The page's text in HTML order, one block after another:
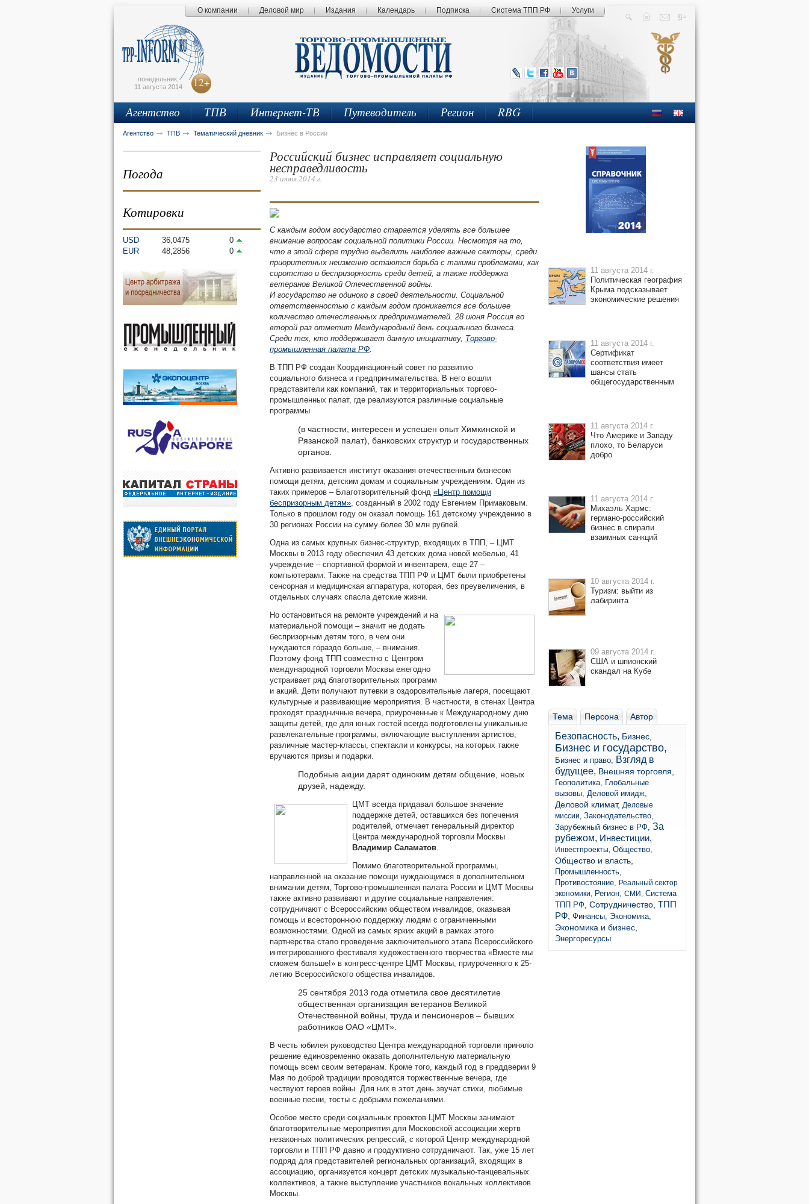
О компании Деловой мир Издания Календарь Подписка Система ТПП РФ Услуги
понедельник,
11 августа 2014
12+
Агентство ТПВ Интернет-ТВ Путеводитель Регион RBG
Агентство ТПВ Тематический дневник Бизнес в России
Погода
Котировки
USD 36,0475
0
EUR
48,2856 0
Российский бизнес исправляет социальную
несправедливость
23 июня 2014 г.
С каждым годом государство старается уделять все большее
внимание вопросам социальной политики России. Несмотря на то,
что в этой сфере трудно выделить наиболее важные секторы, среди
приоритетных неизменно остаются борьба с такими проблемами, как
сиротство и беспризорность среди детей, а также поддержка
ветеранов Великой Отечественной войны.
И государство не одиноко в своей деятельности. Социальной
ответственностью с каждым годом проникается все большее
количество отечественных предпринимателей. 28 июня Россия во
второй раз отметит Международный день социального бизнеса.
Среди тех, кто поддерживает данную инициативу, Торгово-
промышленная палата РФ.
В ТПП РФ создан Координационный совет по развитию
социального бизнеса и предпринимательства. В него вошли
представители как компаний, так и территориальных торгово-
промышленных палат, где реализуются различные социальные
программы
(в частности, интересен и успешен опыт Химкинской и
Рязанской палат), банковских структур и государственных
органов.
Активно развивается институт оказания отечественным бизнесом
помощи детям, детским домам и социальным учреждениям. Один из
таких примеров – Благотворительный фонд «Центр помощи
беспризорным детям», созданный в 2002 году Евгением Примаковым.
Только в прошлом году он оказал помощь 161 детскому учреждению в
30 регионах России на сумму более 30 млн рублей.
Одна из самых крупных бизнес-структур, входящих в ТПП, – ЦМТ
Москвы в 2013 году обеспечил 43 детских дома новой мебелью, 41
учреждение – спортивной формой и инвентарем, еще 27 –
компьютерами. Также на средства ТПП РФ и ЦМТ были приобретены
сенсорная и медицинская аппаратура, которая, без преувеличения, в
отдельных случаях спасла детские жизни.
Но остановиться на ремонте учреждений и на
материальной помощи – значит не додать
беспризорным детям того, в чем они
нуждаются гораздо больше, – внимания.
Поэтому фонд ТПП совместно с Центром
международной торговли Москвы ежегодно
устраивает ряд благотворительных программ
и акций. Дети получают путевки в оздоровительные лагеря, посещают
культурные и развивающие мероприятия. В частности, в стенах Центра
проходят праздничные вечера, приуроченные к Международному дню
защиты детей, где для юных гостей всегда подготовлены уникальные
развлекательные программы, включающие выступления артистов,
различные мастер-классы, спектакли и конкурсы, на которых также
вручаются призы и подарки.
Подобные акции дарят одиноким детям общение, новых
друзей, надежду.
ЦМТ всегда придавал большое значение
поддержке детей, оставшихся без попечения
родителей, отмечает генеральный директор
Центра международной торговли Москвы
Владимир Саламатов.
Помимо благотворительной программы,
направленной на оказание помощи нуждающимся в дополнительном
внимании детям, Торгово-промышленная палата России и ЦМТ Москвы
также активно развивают и другие социальные направления:
сотрудничают с Всероссийским обществом инвалидов, оказывая
помощь и всестороннюю поддержку людям с ограниченными
возможностями. Одной из самых ярких акций в рамках этого
партнерства стало проведение заключительного этапа Всероссийского
интегрированного фестиваля художественного творчества «Вместе мы
сможем больше!» в конгресс-центре ЦМТ Москвы, приуроченного к 25-
летию Всероссийского общества инвалидов.
25 сентября 2013 года отметила свое десятилетие
общественная организация ветеранов Великой
Отечественной войны, труда и пенсионеров – бывших
работников ОАО «ЦМТ».
В честь юбилея руководство Центра международной торговли приняло
решение единовременно оказать дополнительную материальную
помощь всем своим ветеранам. Кроме того, каждый год в преддверии 9
Мая по доброй традиции проводятся торжественные вечера, где
чествуют героев войны. Для них в этот день звучат стихи, любимые
военные песни, тосты с добрыми пожеланиями.
Особое место среди социальных проектов ЦМТ Москвы занимают
благотворительные мероприятия для Московской ассоциации жертв
незаконных политических репрессий, с которой Центр международной
торговли и ТПП РФ давно и продуктивно сотрудничают. Так, уже 15 лет
подряд для представителей региональных организаций, входящих в
ассоциацию, организуется концерт детских музыкально-танцевальных
коллективов, а также выступление участников вокальных коллективов
Москвы.
11 августа 2014 г.
Политическая география
Крыма подсказывает
экономические решения
11 августа 2014 г.
Сертификат
соответствия имеет
шансы стать
общегосударственным
11 августа 2014 г.
Что Америке и Западу
плохо, то Беларуси
добро
11 августа 2014 г.
Михаэль Хармс:
германо-российский
бизнес в спирали
взаимных санкций
10 августа 2014 г.
Туризм: выйти из
лабиринта
09 августа 2014 г.
США и шпионский
скандал на Кубе
Тема Персона Автор
Безопасность, Бизнес,
Бизнес и государство,
Бизнес и право, Взгляд в
будущее, Внешняя торговля,
Геополитика, Глобальные
вызовы, Деловой имидж,
Деловой климат, Деловые
миссии, Законодательство,
Зарубежный бизнес в РФ, За
рубежом, Инвестиции,
Инвестпроекты, Общество,
Общество и власть,
Промышленность,
Противостояние, Реальный сектор
экономики, Регион, СМИ, Система
ТПП РФ, Сотрудничество, ТПП
РФ, Финансы, Экономика,
Экономика и бизнес,
Энергоресурсы